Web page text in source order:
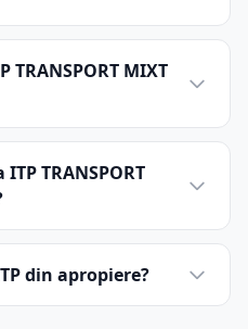
MIXT
TRANSPORT
din apropiere?